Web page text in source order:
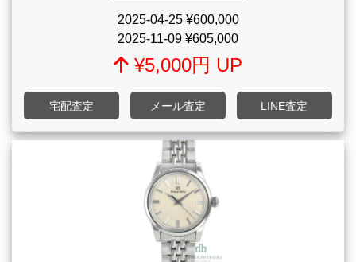
2025-04-25¥600,000
2025-11-09 ¥605,000
¥5,000円 UP
宅配査定 メール査定 LINE査定